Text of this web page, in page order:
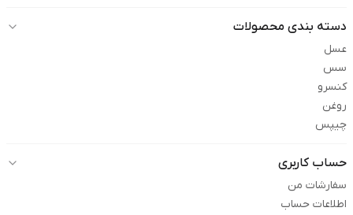
دسته بندی محصولات
عسل
سس
کنسرو
روغن
چیپس
حساب کاربری
سفارشات من
اطلاعات حساب